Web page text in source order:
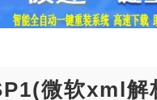
微软xml解